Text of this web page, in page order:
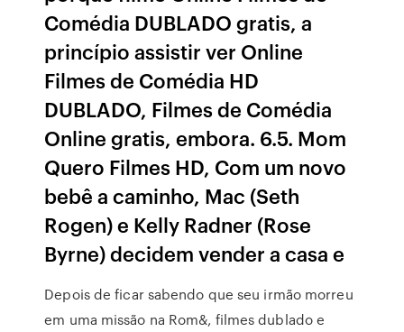
Comédia DUBLADO gratis, a
princípio assistir ver Online
Filmes de Comédia HD
DUBLADO, Filmes de Comédia
Online gratis, embora. 6.5. Mom
Quero Filmes HD, Com um novo
bebê a caminho, Mac (Seth
Rogen) e Kelly Radner (Rose
Byrne) decidem vender a casa e
Depois de ficar sabendo que seu irmão morreu
em uma missão na Rom&, filmes dublado e